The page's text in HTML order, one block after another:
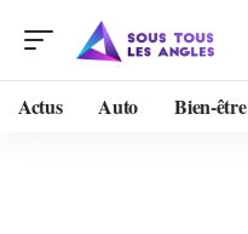
Actus Auto Bien-être